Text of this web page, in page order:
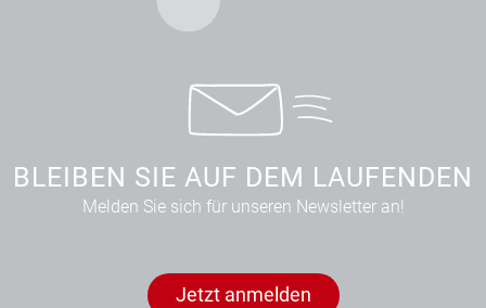
BLEIBEN SIE AUF DEM LAUFENDEN
Melden Sie sich für unseren Newsletter an!
Jetzt anmelden